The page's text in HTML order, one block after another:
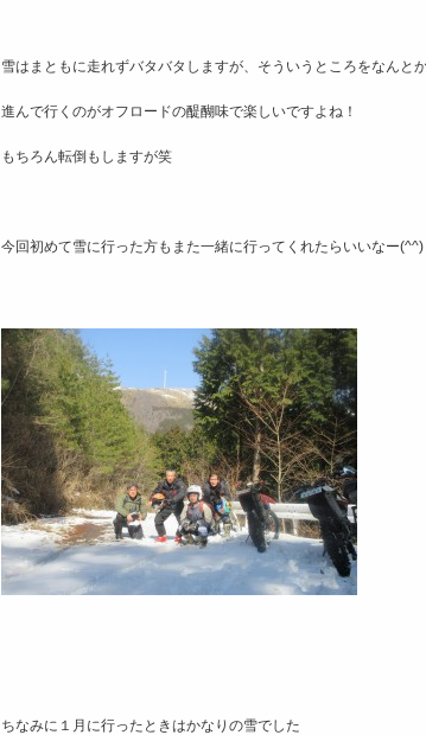
雪はまともに走れずバタバタしますが、そういうところをなんと
進んで行くのがオフロードの醍醐味で楽しいですよね！
もちろん転倒もしますが笑
今回初めて雪に行った方もまた一緒に行ってくれたらいいなー(^^)
ちなみに１月に行ったときはかなりの雪でした